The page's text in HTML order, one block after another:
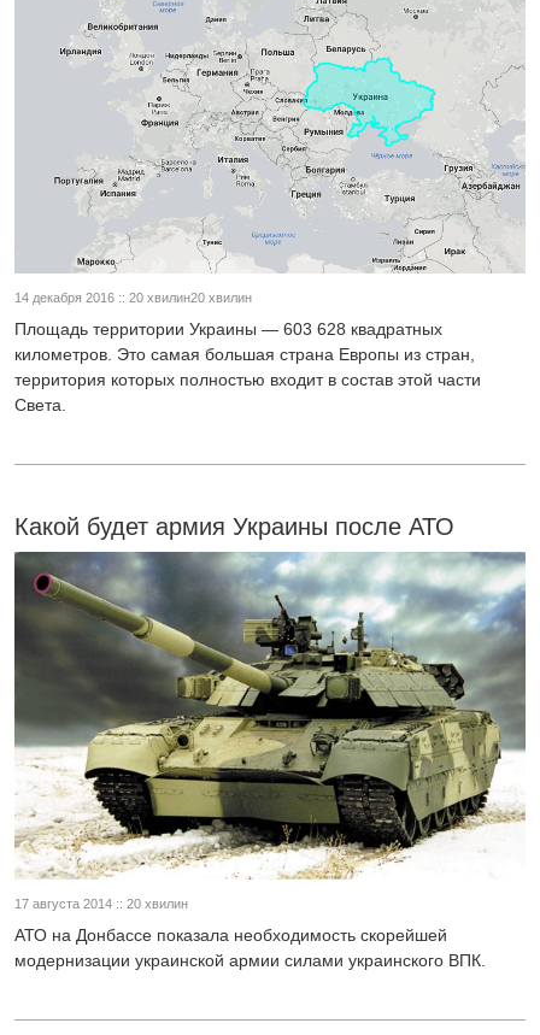
14 декабря 2016 :: 20 хвилин20 хвилин
Площадь территории Украины — 603 628 квадратных
километров. Это самая большая страна Европы из стран,
территория которых полностью входит в состав этой части
Света.
Какой будет армия Украины после АТО
17 августа 2014 :: 20 хвилин
АТО на Донбассе показала необходимость скорейшей
модернизации украинской армии силами украинского ВПК.